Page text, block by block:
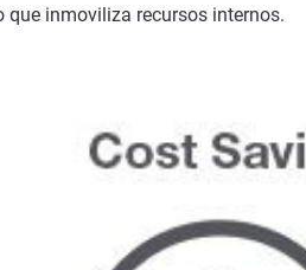
inmoviliza recursos internos.